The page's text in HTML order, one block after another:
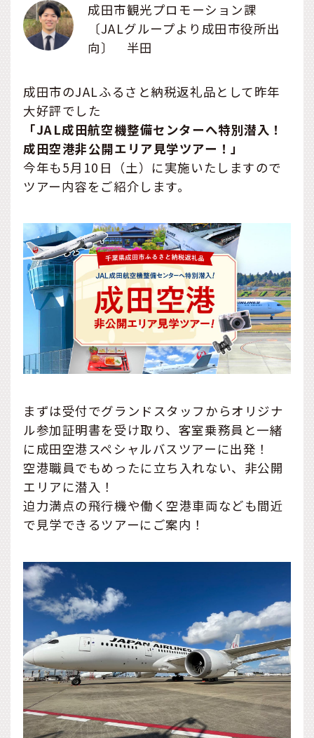
成田市観光プロモーション課
〔JALグループより成田市役所出
向〕 半田
成田市のJALふるさと納税返礼品として昨年
大好評でした
「JAL成田航空機整備センターへ特別潜入！
成田空港非公開エリア見学ツアー！」
今年も5月10日（土）に実施いたしますので
ツアー内容をご紹介します。
まずは受付でグランドスタッフからオリジナ
ル参加証明書を受け取り、客室乗務員と一緒
に成田空港スペシャルバスツアーに出発！
空港職員でもめったに立ち入れない、非公開
エリアに潜入！
迫力満点の飛行機や働く空港車両なども間近
で見学できるツアーにご案内！